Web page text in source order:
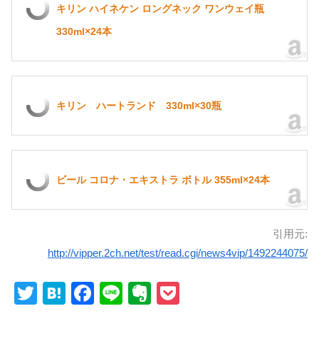
キリン ハイネケン ロングネック ワンウェイ瓶
330ml×24本
キリン ハートランド 330ml×30瓶
ビール コロナ・エキストラ ボトル 355ml×24本
引用元:
http://vipper.2ch.net/test/read.cgi/news4vip/1492244075/
T
H
F
Li
E